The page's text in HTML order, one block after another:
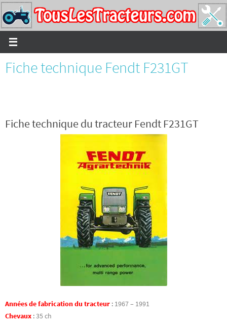
Passer
vers
le
contenu
Fiche technique Fendt F231GT
Fiche technique du tracteur Fendt F231GT
Années de fabrication du tracteur : 1967 – 1991
Chevaux :35 ch